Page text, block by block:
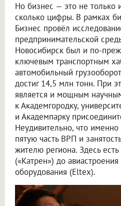
Но бизнес — это не только
сколько цифры. В рамках
Бизнес провёл
предпринимательской
Новосибирск был и по-
ключевым транспортным
автомобильный
достиг 14,5 млн тонн. При
является и мощным
к Академгородку,
и Академпарку
Неудивительно, что
пятую часть ВРП и
жителю региона. Здесь
(«Катрен») до
оборудования (Eltex).